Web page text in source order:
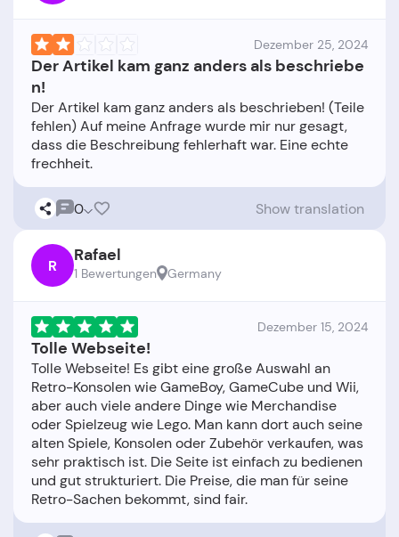
Dezember 25, 2024
Der Artikel kam ganz anders als beschriebe
n!
Der Artikel kam ganz anders als beschrieben! (Teile
fehlen) Auf meine Anfrage wurde mir nur gesagt,
dass die Beschreibung fehlerhaft war. Eine echte
0 Show translation
R Rafael
1 Bewertungen Germany
Dezember 15, 2024
Tolle Webseite!
Tolle Webseite! Es gibt eine große Auswahl an
Retro-Konsolen wie GameBoy, GameCube und Wii,
aber auch viele andere Dinge wie Merchandise
oder Spielzeug wie Lego. Man kann dort auch seine
alten Spiele, Konsolen oder Zubehör verkaufen, was
sehr praktisch ist. Die Seite ist einfach zu bedienen
und gut strukturiert. Die Preise, die man für seine